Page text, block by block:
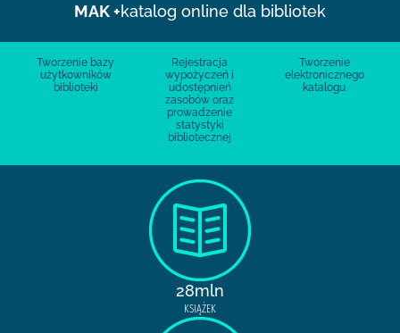
MAK +katalog online dla bibliotek
Tworzenie bazy
użytkowników
biblioteki
Rejestracja
wypożyczeń i
udostępnień
zasobów oraz
prowadzenie
statystyki
bibliotecznej
Tworzenie
elektronicznego
katalogu
28mln
KSIĄŻEK